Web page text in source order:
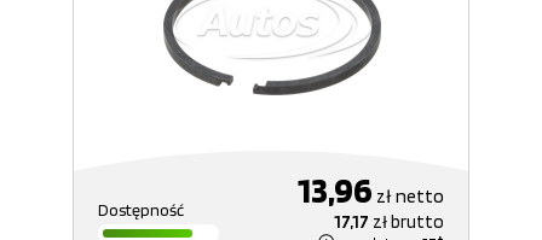
Dostępność 13,96 złnetto
17,17 złbrutto